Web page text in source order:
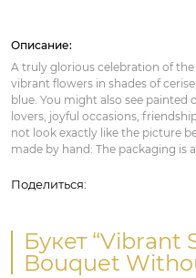
Описание:
A truly glorious celebration of
vibrant flowers in shades of
blue. You might also see
lovers, joyful occasions,
not look exactly like the picture
made by hand: The packaging is
Поделиться:
Букет “Vibrant
Bouquet